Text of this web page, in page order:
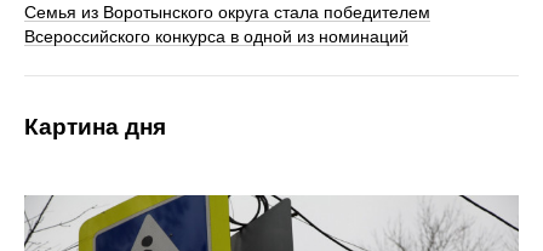
Семья из Воротынского округа стала победителем
Всероссийского конкурса в одной из номинаций
Картина дня